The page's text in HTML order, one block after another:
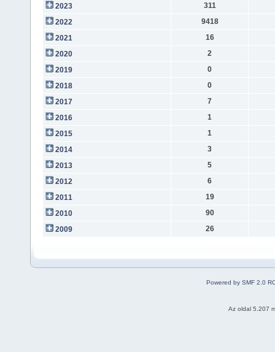
2023
311
2022
9418
2021
16
2020
2
2019
0
2018
0
2017
7
2016
1
2015
1
2014
3
2013
5
2012
6
2011
19
2010
90
2009
26
Powered by SMF 2.0
Az oldal 5.207